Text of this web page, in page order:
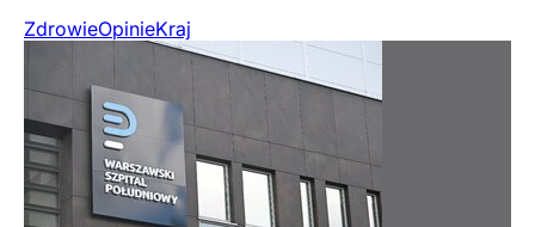
ZdrowieOpinieKraj